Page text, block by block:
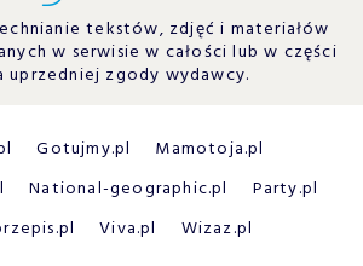
tekstów, zdjęć i materiałów
w serwisie w całości lub w części
uprzedniej zgody wydawcy.
Gotujmy.pl
Mamotoja.pl
National-geographic.pl
Party.pl
Viva.pl Wizaz.pl